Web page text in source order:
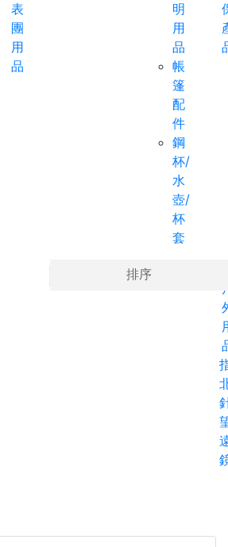
表
團
用
品
明
用
品
帳
篷
配
件
鋼
杯/
水
壺/
杯
套
排序